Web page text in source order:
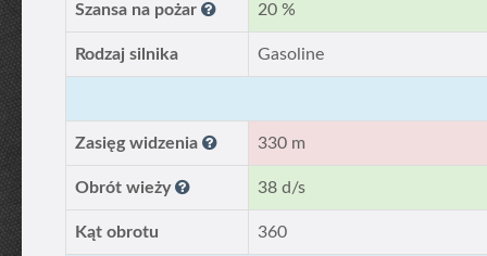
Szansa na pożar 20 %
Rodzaj silnika Gasoline
Zasięg widzenia 330 m
Obrót wieży 38 d/s
Kąt obrotu 360